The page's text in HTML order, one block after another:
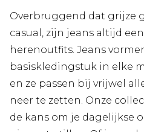
Overbruggend dat grijze
casual, zijn jeans altijd
herenoutfits. Jeans
basiskledingstuk in elke
en ze passen bij vrijwel
neer te zetten. Onze
de kans om je dagelijkse